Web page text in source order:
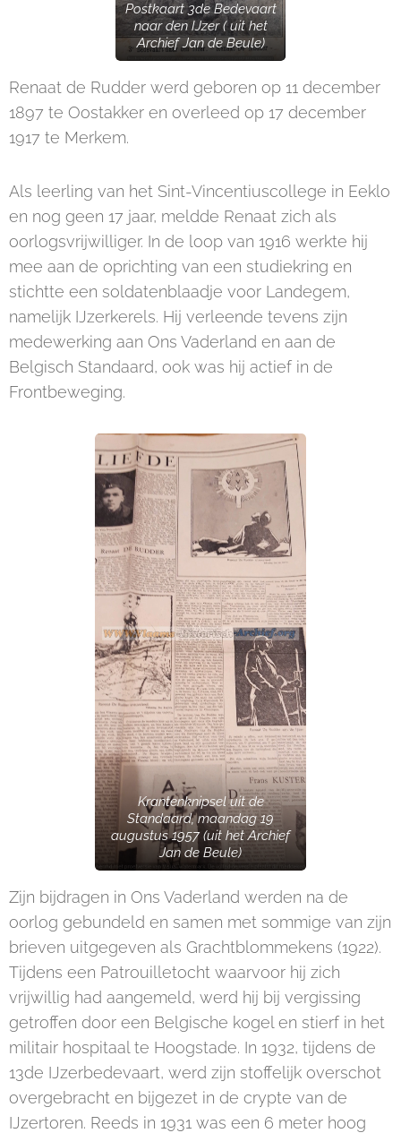
Postkaart 3de Bedevaart
naar den IJzer ( uit het
Archief Jan de Beule)
Renaat de Rudder werd geboren op 11 december
1897 te Oostakker en overleed op 17 december
1917 te Merkem.
Als leerling van het Sint-Vincentiuscollege in Eeklo
en nog geen 17 jaar, meldde Renaat zich als
oorlogsvrijwilliger. In de loop van 1916 werkte hij
mee aan de oprichting van een studiekring en
stichtte een soldatenblaadje voor Landegem,
namelijk IJzerkerels. Hij verleende tevens zijn
medewerking aan Ons Vaderland en aan de
Belgisch Standaard, ook was hij actief in de
Frontbeweging.
Krantenknipsel uit de
Standaard, maandag 19
augustus 1957 (uit het Archief
Jan de Beule)
Zijn bijdragen in Ons Vaderland werden na de
oorlog gebundeld en samen met sommige van zijn
brieven uitgegeven als Grachtblommekens (1922).
Tijdens een Patrouilletocht waarvoor hij zich
vrijwillig had aangemeld, werd hij bij vergissing
getroffen door een Belgische kogel en stierf in het
militair hospitaal te Hoogstade. In 1932, tijdens de
13de IJzerbedevaart, werd zijn stoffelijk overschot
overgebracht en bijgezet in de crypte van de
IJzertoren. Reeds in 1931 was een 6 meter hoog